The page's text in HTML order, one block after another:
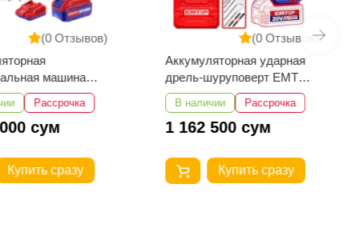
(0 Отзывов)
машина
Рассрочка
сум
Купить сразу
(0 Отзывов)
Аккумуляторная ударная
дрель-шуруповерт EMTOP
ECIDL208682
В наличии Рассрочка
1 162 500 сум
Купить сразу